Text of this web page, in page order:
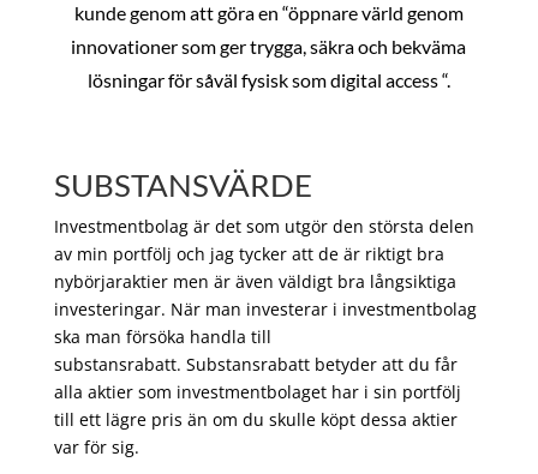
kunde genom att göra en “öppnare värld genom
innovationer som ger trygga, säkra och bekväma
lösningar för såväl fysisk som digital access “.
SUBSTANSVÄRDE
Investmentbolag är det som utgör den största delen
av min portfölj och jag tycker att de är riktigt bra
nybörjaraktier men är även väldigt bra långsiktiga
investeringar. När man investerar i investmentbolag
ska man försöka handla till
substansrabatt. Substansrabatt betyder att du får
alla aktier som investmentbolaget har i sin portfölj
till ett lägre pris än om du skulle köpt dessa aktier
var för sig.